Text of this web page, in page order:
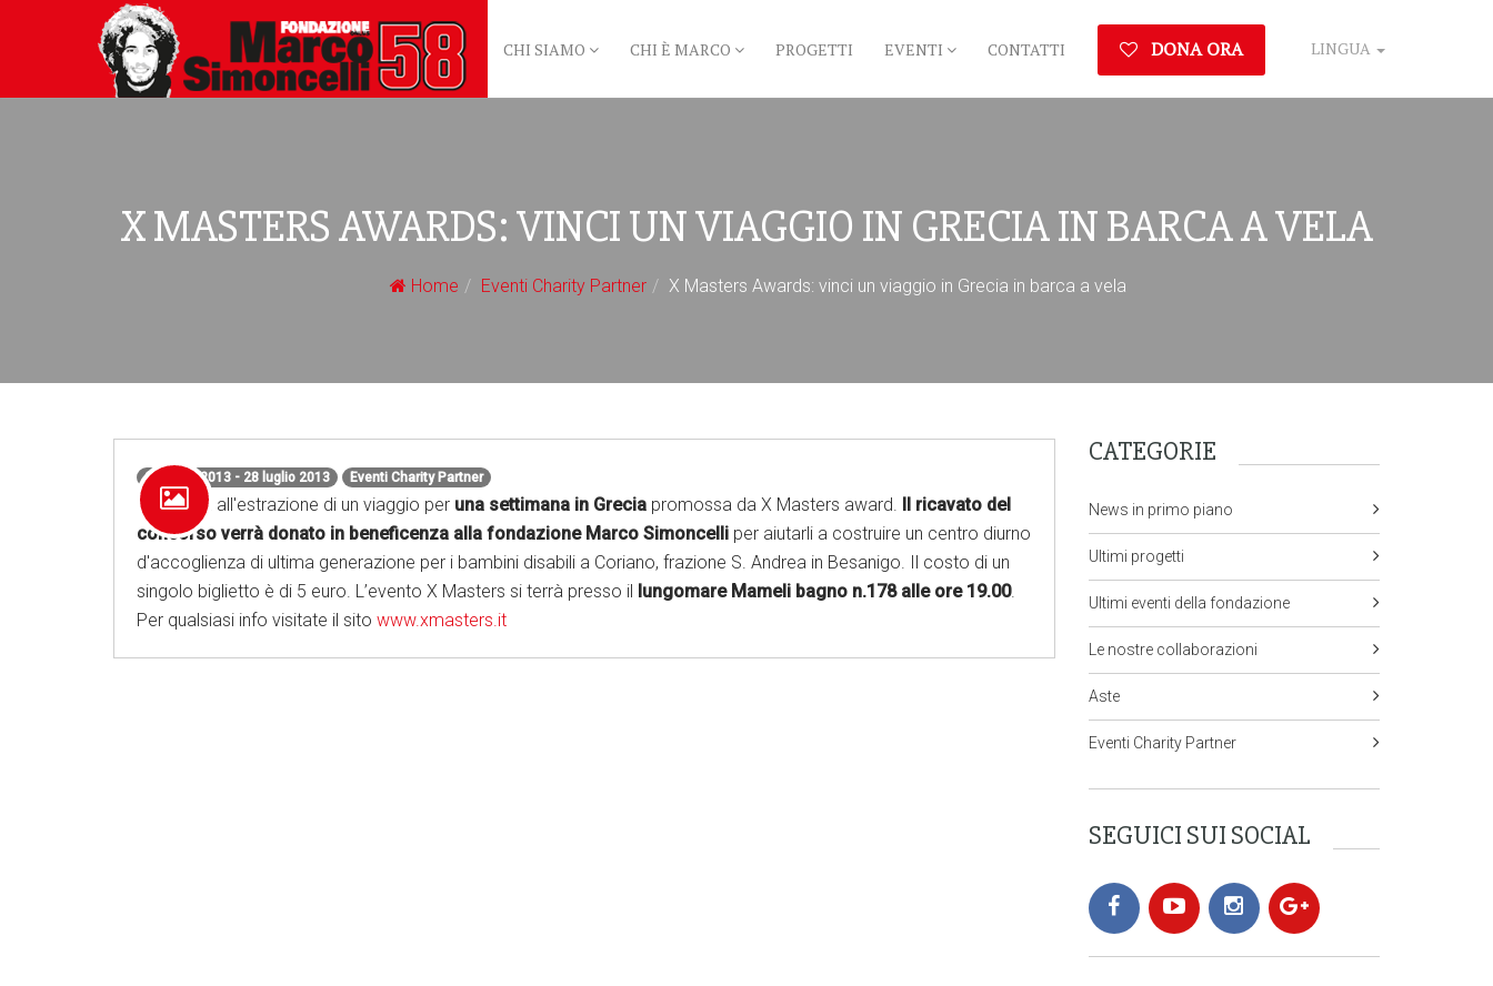
CHI SIAMO CHI È MARCO PROGETTI EVENTI CONTATTI DONA ORA LINGUA
X MASTERS AWARDS: VINCI UN VIAGGIO IN GRECIA IN BARCA A VELA
Home Eventi Charity Partner X Masters Awards: vinci un viaggio in Grecia in barca a vela
27 luglio 2013 - 28 luglio 2013 Eventi Charity Partner
Partecipa all'estrazione di un viaggio per una settimana in Grecia promossa da X Masters award. Il ricavato del
concorso verrà donato in beneficenza alla fondazione Marco Simoncelli per aiutarli a costruire un centro diurno
d'accoglienza di ultima generazione per i bambini disabili a Coriano, frazione S. Andrea in Besanigo. Il costo di un
singolo biglietto è di 5 euro. L’evento X Masters si terrà presso il lungomare Mameli bagno n.178 alle ore 19.00.
Per qualsiasi info visitate il sito www.xmasters.it
CATEGORIE
News in primo piano
Ultimi progetti
Ultimi eventi della fondazione
Le nostre collaborazioni
Aste
Eventi Charity Partner
SEGUICI SUI SOCIAL